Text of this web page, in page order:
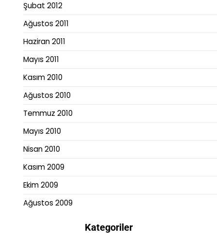
Şubat 2012
Ağustos 2011
Haziran 2011
Mayıs 2011
Kasım 2010
Ağustos 2010
Temmuz 2010
Mayıs 2010
Nisan 2010
Kasım 2009
Ekim 2009
Ağustos 2009
Kategoriler